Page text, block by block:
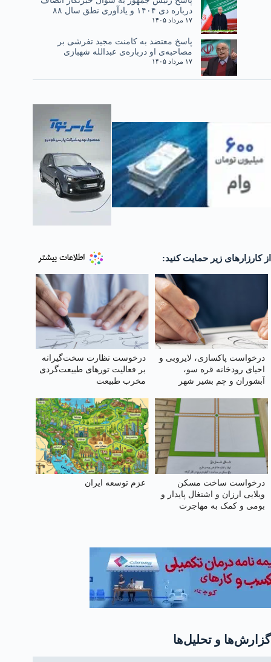
درباره دی ۱۴۰۴ و یادآوری نطق سال ۸۸
۱۷ مرداد ۱۴۰۵
پاسخ معتضد به کامنت مجید تفرشی بر
مصاحبه‌ی او درباره‌ی عبدالله شهبازی
۱۷ مرداد ۱۴۰۵
از کارزارهای زیر حمایت کنید:
درخواست پاکسازی، لایروبی و
احیای رودخانه قره سو،
آبشوران و چم بشیر شهر
هم‌مسیر و وابسته (گاماسیاب،
دینورآب، سیمره)
درخوست نظارت سخت‌گیرانه
بر فعالیت تورهای طبیعت‌گردی
مخرب طبیعت
درخواست ساخت مسکن
ویلایی ارزان و اشتغال پایدار و
بومی و کمک به مهاجرت
عزم توسعه ایران
گزارش‌ها و تحلیل‌ها